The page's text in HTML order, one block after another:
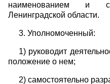
наименованием и
Ленинградской области.
3. Уполномоченный:
1) руководит
положение о нем;
2) самостоятельно